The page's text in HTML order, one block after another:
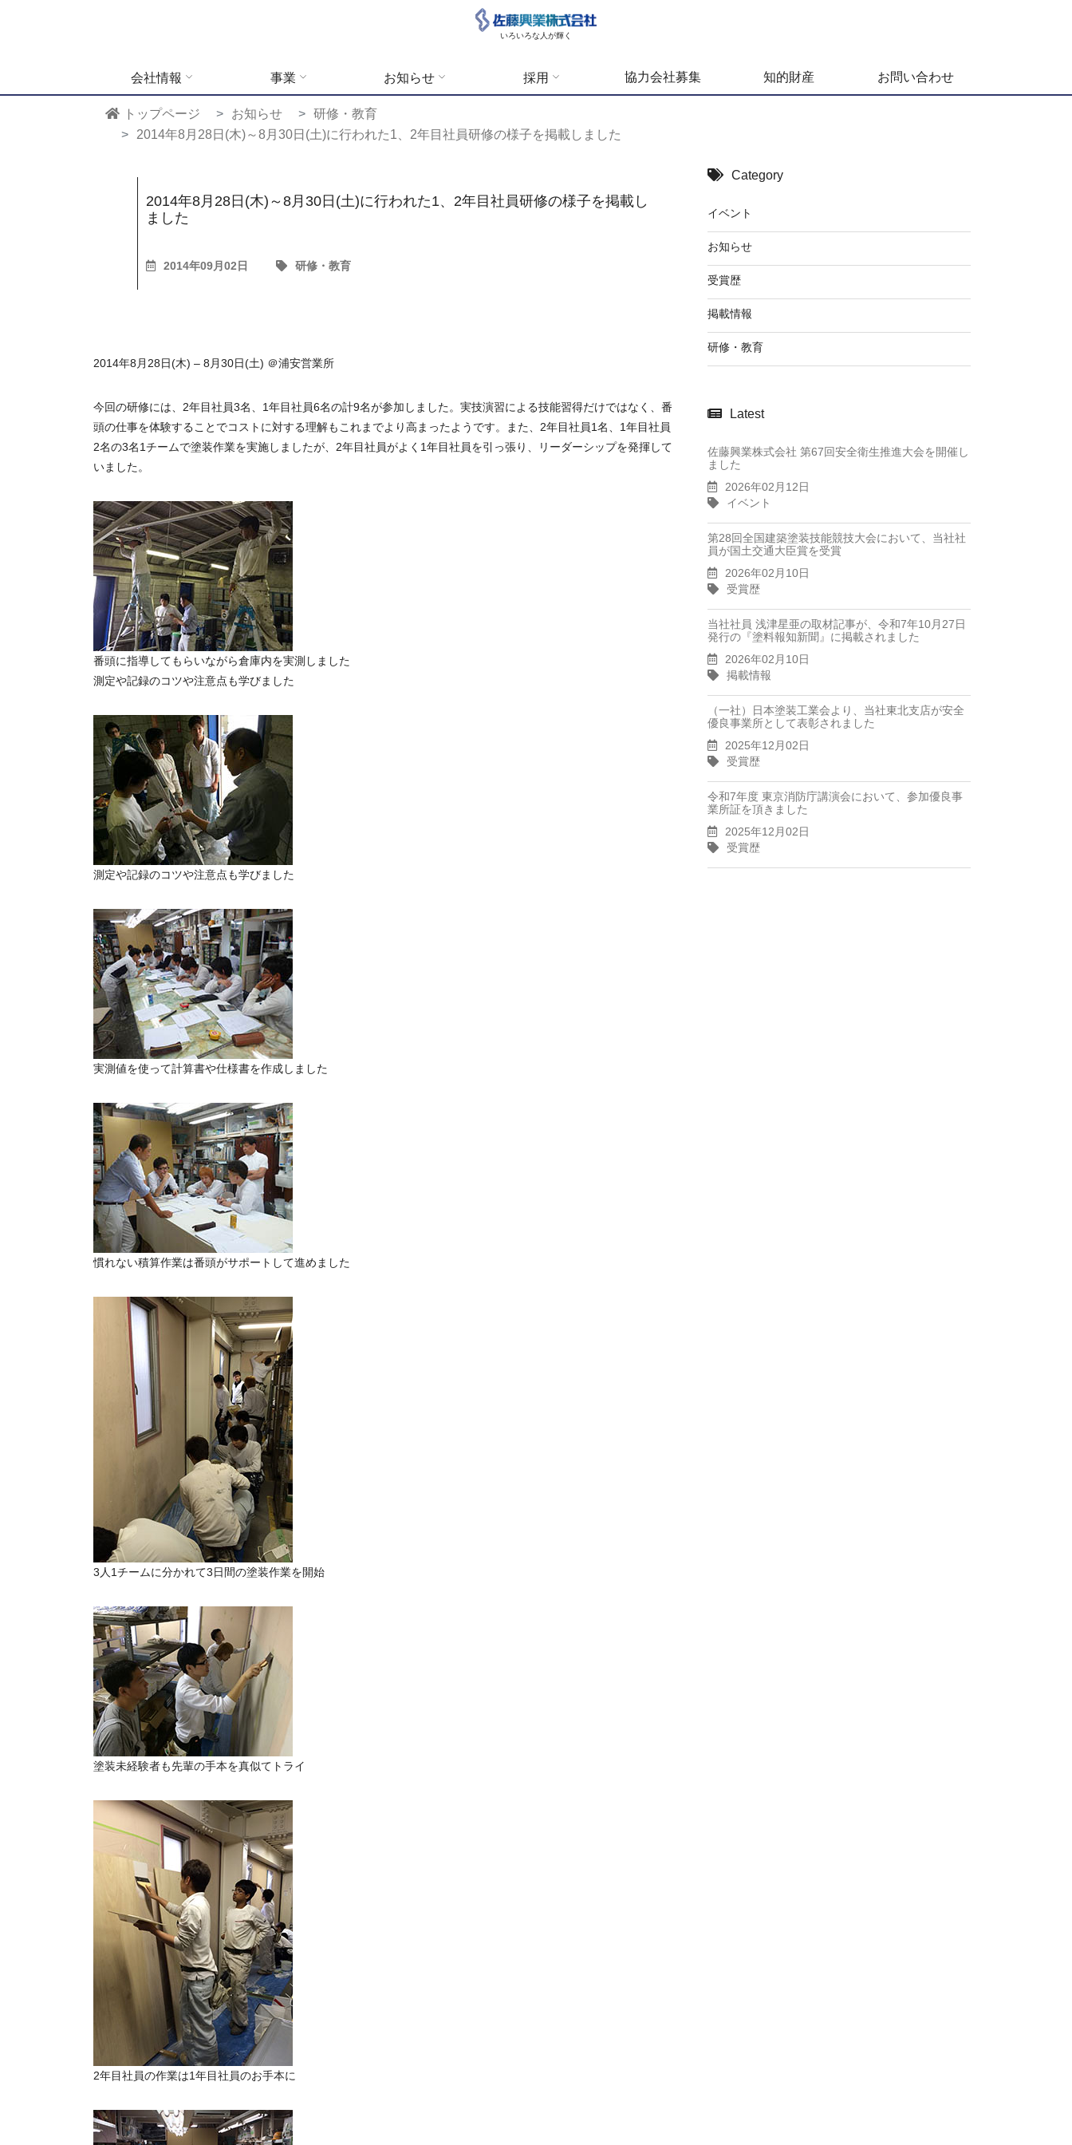
いろいろな人が輝く
会社情報 事業 お知らせ 採用 協力会社募集 知的財産 お問い合わせ
トップページ お知らせ
研修・教育
2014年8月28日(木)～8月30日(土)に行われた1、2年目社員研修の様子を掲載しました
2014年8月28日(木)～8月30日(土)に行われた1、2年目社員研修の様子を掲載し
ました
2014年09月02日 研修・教育
2014年8月28日(木) – 8月30日(土) ＠浦安営業所
今回の研修には、2年目社員3名、1年目社員6名の計9名が参加しました。実技演習による技能習得だけではなく、番
頭の仕事を体験することでコストに対する理解もこれまでより高まったようです。また、2年目社員1名、1年目社員
2名の3名1チームで塗装作業を実施しましたが、2年目社員がよく1年目社員を引っ張り、リーダーシップを発揮して
いました。
番頭に指導してもらいながら倉庫内を実測しました
測定や記録のコツや注意点も学びました
測定や記録のコツや注意点も学びました
実測値を使って計算書や仕様書を作成しました
慣れない積算作業は番頭がサポートして進めました
3人1チームに分かれて3日間の塗装作業を開始
塗装未経験者も先輩の手本を真似てトライ
2年目社員の作業は1年目社員のお手本に
Category
イベント
お知らせ
受賞歴
掲載情報
研修・教育
Latest
佐藤興業株式会社 第67回安全衛生推進大会を開催し
ました
2026年02月12日
イベント
第28回全国建築塗装技能競技大会において、当社社
員が国土交通大臣賞を受賞
2026年02月10日
受賞歴
当社社員 浅津星亜の取材記事が、令和7年10月27日
発行の『塗料報知新聞』に掲載されました
2026年02月10日
掲載情報
（一社）日本塗装工業会より、当社東北支店が安全
優良事業所として表彰されました
2025年12月02日
受賞歴
令和7年度 東京消防庁講演会において、参加優良事
業所証を頂きました
2025年12月02日
受賞歴